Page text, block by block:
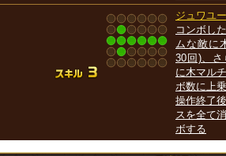
ジュワユ
コンボし
ムな敵に
30回)、
に木マル
ボ数に上
操作終了
スを全て
ボする